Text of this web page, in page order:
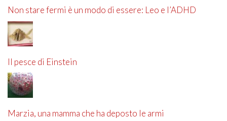
Non stare fermi è un modo di essere: Leo e l’ADHD
Il pesce di Einstein
Marzia, una mamma che ha deposto le armi